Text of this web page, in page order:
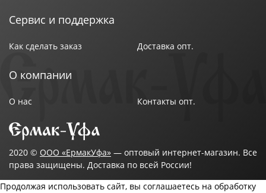
Сервис и поддержка
Как сделать заказ Доставка опт.
О компании
О нас Контакты опт.
2020 © ООО «ЕрмакУфа» — оптовый интернет-магазин. Все
права защищены. Доставка по всей России!
Продолжая использовать сайт, вы соглашаетесь на обработку